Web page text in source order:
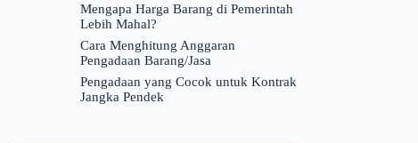
Mengapa Harga Barang di Pemerintah
Lebih Mahal?
Cara Menghitung Anggaran
Pengadaan Barang/Jasa
Pengadaan yang Cocok untuk Kontrak
Jangka Pendek